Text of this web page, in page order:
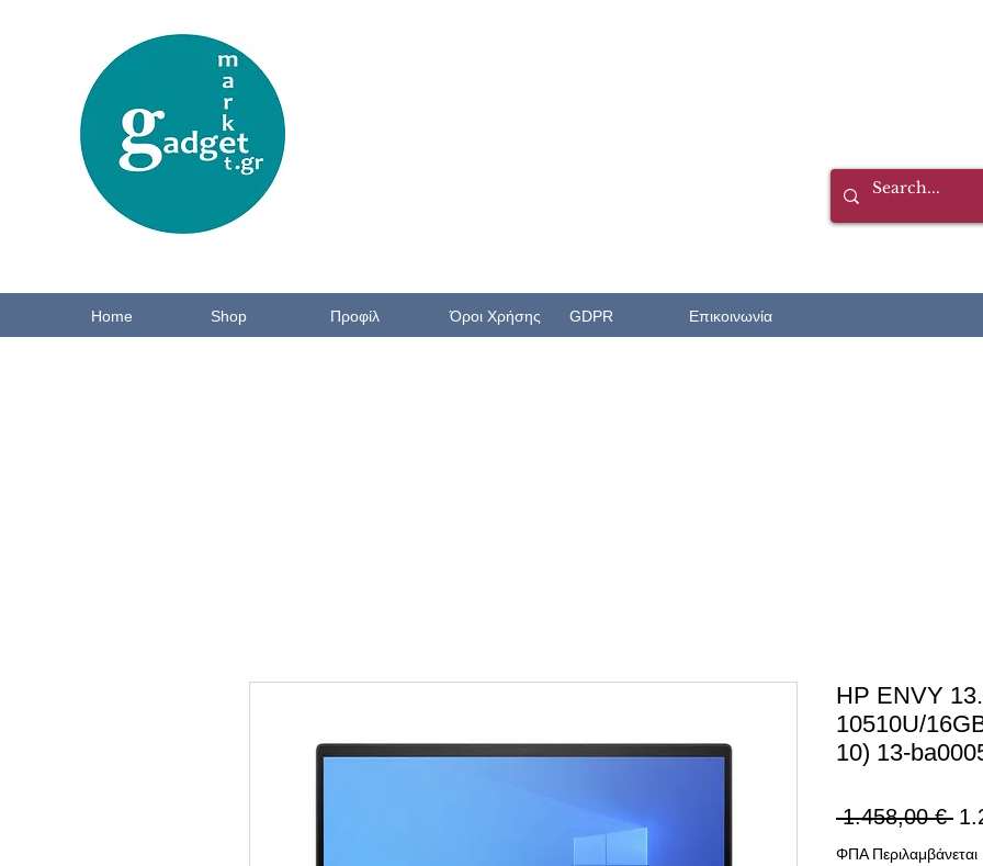
Home Shop Προφίλ Όροι Χρήσης GDPR Επικοινωνία
HP ENVY
10510U/
10) 13-
1.458,00 €
τιμή
ΦΠΑ Περιλαμβάνεται